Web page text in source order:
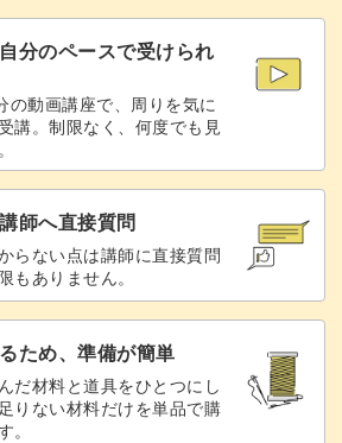
分のペースで受けられ
の動画講座で、周りを気に
講。制限なく、何度でも見
師へ直接質問
らない点は講師に直接質問
もありません。
ため、準備が簡単
だ材料と道具をひとつにし
りない材料だけを単品で購